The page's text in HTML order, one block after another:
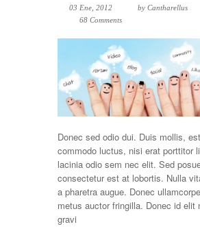
03 Ene, 2012 by Cantharellus
68 Comments
Donec sed odio dui. Duis mollis,
commodo luctus, nisi erat porttitor
lacinia odio sem nec elit. Sed
consectetur est at lobortis. Nulla
a pharetra augue. Donec
metus auctor fringilla. Donec id elit
gravi